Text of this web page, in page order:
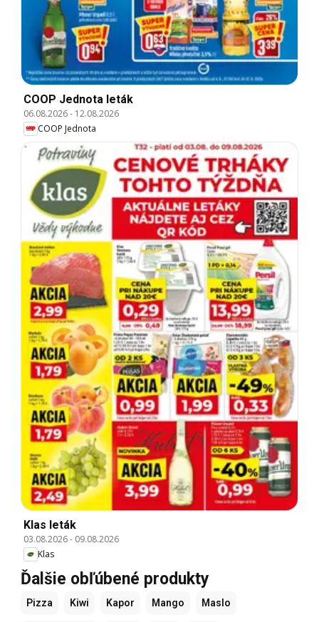
COOP Jednota leták
06.08.2026- 12.08.2026
COOP Jednota
Klas leták
03.08.2026- 09.08.2026
Klas
Ďalšie obľúbené produkty
Pizza Kiwi Kapor Mango Maslo